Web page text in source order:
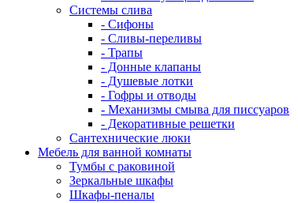
Системы слива
- Сифоны
- Сливы-переливы
- Трапы
- Донные клапаны
- Душевые лотки
- Гофры и отводы
- Механизмы смыва для писсуаров
- Декоративные решетки
Сантехнические люки
Мебель для ванной комнаты
Тумбы с раковиной
Зеркальные шкафы
Шкафы-пеналы